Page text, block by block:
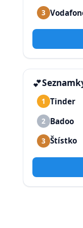
3
💕
1 Tinder
2 Badoo
3 Štístko